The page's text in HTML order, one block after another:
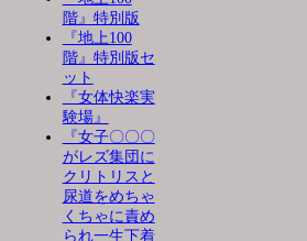
階』特別版
『地上100
階』特別版セ
ット
『女体快楽実
験場』
『女子〇〇〇
がレズ集団に
クリトリスと
尿道をめちゃ
くちゃに責め
られ一生下着